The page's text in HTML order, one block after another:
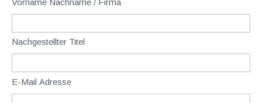
Nachgestellter Titel
E-Mail Adresse